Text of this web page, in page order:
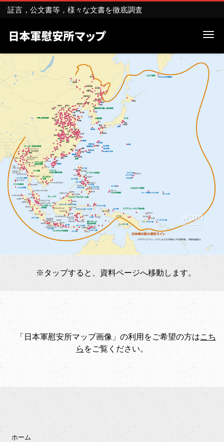
証言，公文書等，様々な文書を徹底調査
※タップすると、資料ページへ移動します。
「日本軍慰安所マップ画像」の利用をご希望の方はこち
ら をご覧ください。
ホーム